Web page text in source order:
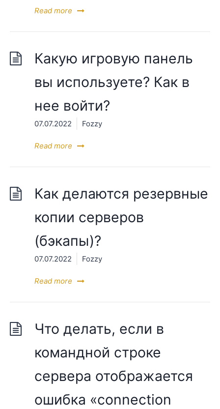
Read more
Какую игровую панель
вы используете? Как в
нее войти?
07.07.2022 Fozzy
Read more
Как делаются резервные
копии серверов
(бэкапы)?
07.07.2022 Fozzy
Read more
Что делать, если в
командной строке
сервера отображается
ошибка «connection